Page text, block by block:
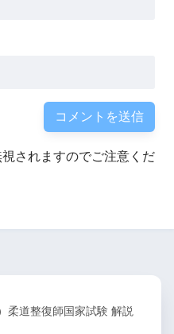
されますのでご注意くだ
柔道整復師国家試験 解説